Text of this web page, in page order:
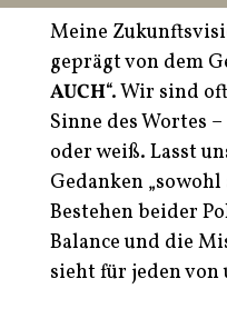
Meine
geprägt von dem
AUCH“. Wir sind
Sinne des Wortes
oder weiß. Lasst
Gedanken „sowohl
Bestehen beider
Balance und die
sieht für jeden von